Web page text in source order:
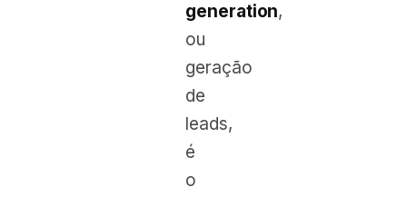
generation,
ou
geração
de
leads,
é
o